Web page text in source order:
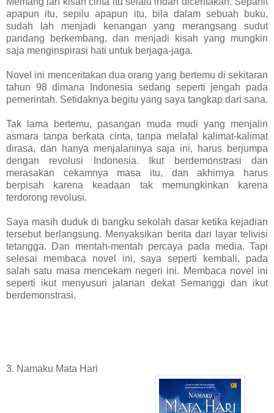
apapun itu, sepilu apapun itu, bila dalam sebuah buku,
sudah lah menjadi kenangan yang merangsang sudut
pandang berkembang, dan menjadi kisah yang mungkin
saja menginspirasi hati untuk berjaga-jaga.
Novel ini menceritakan dua orang yang bertemu di sekitaran
tahun 98 dimana Indonesia sedang seperti jengah pada
pemerintah. Setidaknya begitu yang saya tangkap dari sana.
Tak lama bertemu, pasangan muda mudi yang menjalin
asmara tanpa berkata cinta, tanpa melafal kalimat-kalimat
dirasa, dan hanya menjalaninya saja ini, harus berjumpa
dengan revolusi Indonesia. Ikut berdemonstrasi dan
merasakan cekamnya masa itu, dan akhirnya harus
berpisah karena keadaan tak memungkinkan karena
terdorong revolusi.
Saya masih duduk di bangku sekolah dasar ketika kejadian
tersebut berlangsung. Menyaksikan berita dari layar telivisi
tetangga. Dan mentah-mentah percaya pada media. Tapi
selesai membaca novel ini, saya seperti kembali, pada
salah satu masa mencekam negeri ini. Membaca novel ini
seperti ikut menyusuri jalanan dekat Semanggi dan ikut
berdemonstrasi.
3. Namaku Mata Hari